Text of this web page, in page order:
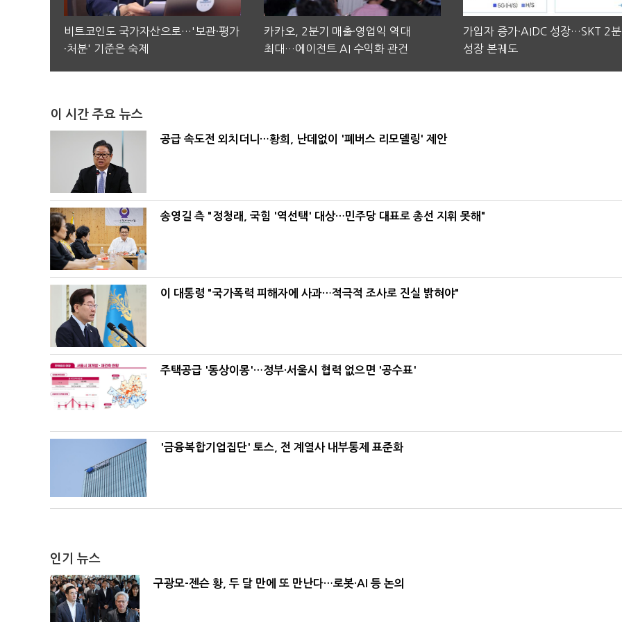
비트코인도 국가자산으로…'보관·평가
·처분' 기준은 숙제
카카오, 2분기 매출·영업익 역대
최대…에이전트 AI 수익화 관건
가입자 증가·AIDC 성장…SKT 2
성장 본궤도
이 시간 주요 뉴스
공급 속도전 외치더니…황희, 난데없이 '폐버스 리모델링' 제안
송영길 측 "정청래, 국힘 '역선택' 대상…민주당 대표로 총선 지휘 못해"
이 대통령 "국가폭력 피해자에 사과…적극적 조사로 진실 밝혀야"
주택공급 '동상이몽'…정부·서울시 협력 없으면 '공수표'
'금융복합기업집단' 토스, 전 계열사 내부통제 표준화
인기 뉴스
구광모-젠슨 황, 두 달 만에 또 만난다…로봇·AI 등 논의